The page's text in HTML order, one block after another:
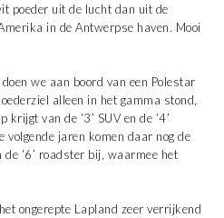
poeder uit de lucht dan uit de
in de Antwerpse haven. Mooi
we aan boord van een Polestar
alleen in het gamma stond,
van de ‘3’ SUV en de ‘4’
jaren komen daar nog de
de ‘6’ roadster bij, waarmee het
ongerepte Lapland zeer verrijkend